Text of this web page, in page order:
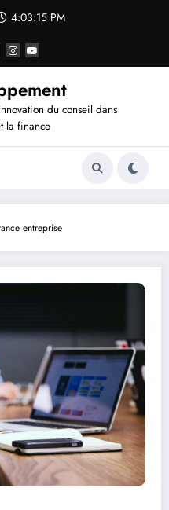
4:03:15 PM
du conseil dans
la finance
entreprise